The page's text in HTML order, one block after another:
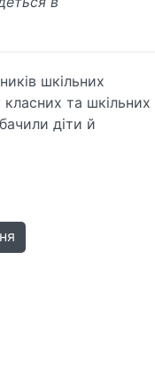
шкільних
та шкільних
діти й